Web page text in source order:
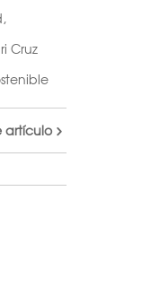
,
Cruz
artículo